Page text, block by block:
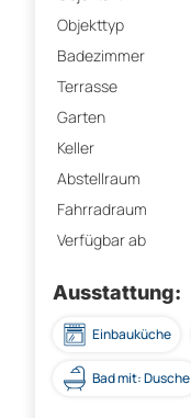
Objekttyp
Badezimmer
Terrasse
Garten
Keller
Abstellraum
Fahrradraum
Verfügbar ab
Ausstattung:
Einbauküche
Bad mit: Dusche